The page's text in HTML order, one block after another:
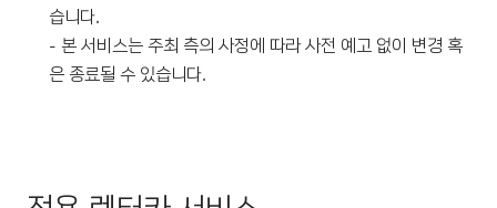
습니다.
- 본 서비스는 주최 측의 사정에 따라 사전 예고 없이 변경 혹
은 종료될 수 있습니다.